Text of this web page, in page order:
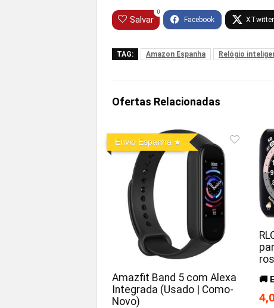
Salvar
0
TAG: Amazon Espanha Relógio
Ofertas Relacionadas
Envio Espanha
Amazfit Band 5 com Alexa
Integrada (Usado | Como-
Novo)
🚚